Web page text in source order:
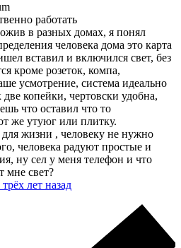
работать
в разных домах, я понял
человека дома это карта
вставил и включился свет, без
кроме розеток, компа,
усмотрение, система идеально
две копейки, чертовски удобна,
что оставил что то
же утуюг или плитку.
для жизни , человеку не нужно
человека радуют простые и
ну сел у меня телефон и что
мне свет?
лет назад